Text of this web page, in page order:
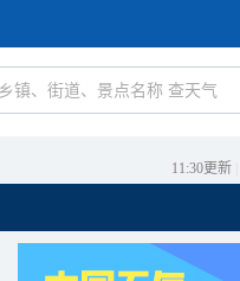
11:30更新